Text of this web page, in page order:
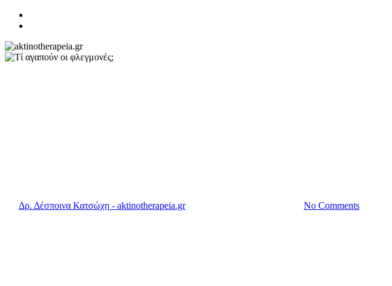
Δρ. Δέσποινα Κατσώχη - aktinotherapeia.gr4 Μαΐου, 2022 No Comments